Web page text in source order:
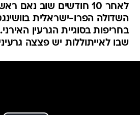
לאחר 10 חודשים שוב
השדולה הפרו-ישראלית
בחריפות בסוגיית הגרעין
שבו לאייתוללות יש פצצה